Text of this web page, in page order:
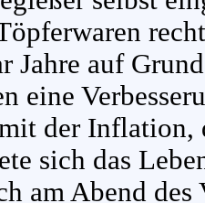
Jahre auf
eine
der
sich das
am Abend